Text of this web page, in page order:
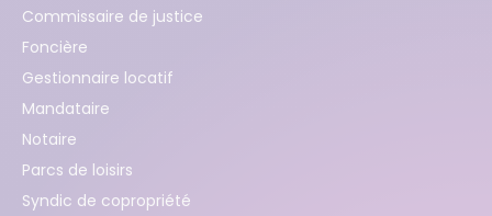
Commissaire de justice
Foncière
Gestionnaire locatif
Mandataire
Notaire
Parcs de loisirs
Syndic de copropriété